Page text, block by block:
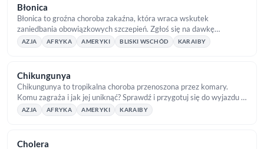
Błonica
Błonica to groźna choroba zakaźna, która wraca wskutek
zaniedbania obowiązkowych szczepień. Zgłoś się na dawkę
przypominającą!
AZJA AFRYKA AMERYKI BLISKI WSCHÓD KARAIBY
Chikungunya
Chikungunya to tropikalna choroba przenoszona przez komary.
Komu zagraża i jak jej uniknąć? Sprawdź i przygotuj się do wyjazdu z
TropicalMed!
AZJA AFRYKA AMERYKI KARAIBY
Cholera